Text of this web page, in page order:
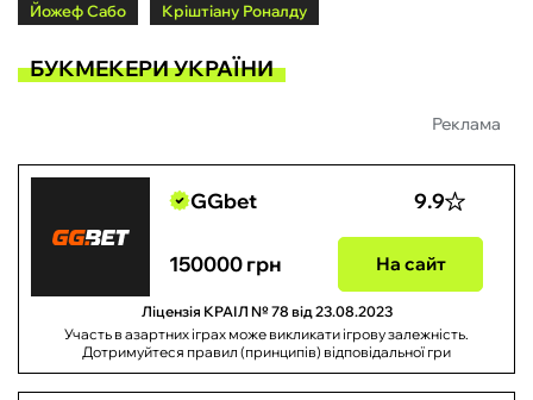
Йожеф Сабо
Кріштіану Роналду
БУКМЕКЕРИ УКРАЇНИ
Реклама
GGbet 9.9
150000 грн На сайт
Ліцензія КРАІЛ № 78 від 23.08.2023
Участь в азартних іграх може викликати ігрову залежність.
Дотримуйтеся правил (принципів) відповідальної гри